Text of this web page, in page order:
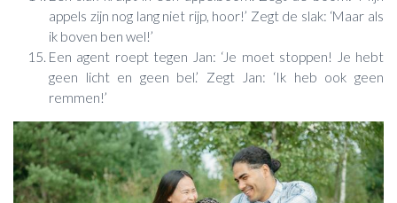
appels zijn nog lang niet rijp, hoor!’ Zegt de slak: ‘Maar als
ik boven ben wel!’
Een agent roept tegen Jan: ‘Je moet stoppen! Je hebt
geen licht en geen bel.’ Zegt Jan: ‘Ik heb ook geen
remmen!’